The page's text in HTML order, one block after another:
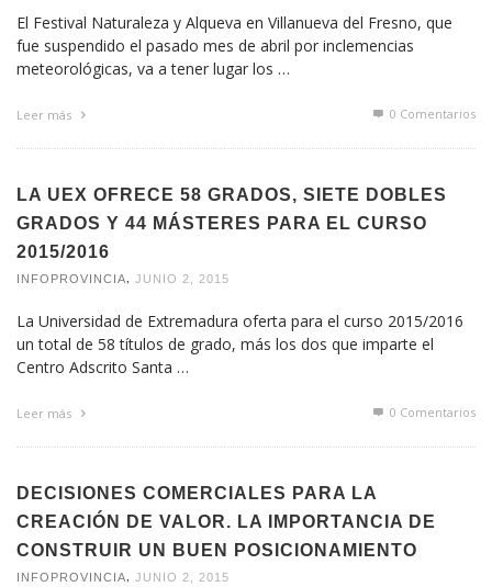
El Festival Naturaleza y Alqueva en Villanueva del Fresno, que
fue suspendido el pasado mes de abril por inclemencias
meteorológicas, va a tener lugar los …
Leer más 0 Comentarios
LA UEX OFRECE 58 GRADOS, SIETE DOBLES
GRADOS Y 44 MÁSTERES PARA EL CURSO
2015/2016
INFOPROVINCIA JUNIO 2, 2015
La Universidad de Extremadura oferta para el curso 2015/2016
un total de 58 títulos de grado, más los dos que imparte el
Centro Adscrito Santa …
Leer más 0 Comentarios
DECISIONES COMERCIALES PARA LA
CREACIÓN DE VALOR. LA IMPORTANCIA DE
CONSTRUIR UN BUEN POSICIONAMIENTO
INFOPROVINCIA JUNIO 2, 2015